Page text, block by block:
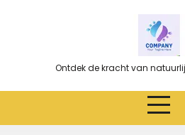
Ontdek de kracht van